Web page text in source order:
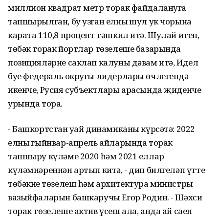
миллион квадрат метр торак файдалануга
тапшырылган, бу узган елның шул ук чорына
карата 110,8 процент тәшкил итә. Шулай итеп,
төбәк торак йортлар төзелеше базарында
позицияләрне саклап калуны дәвам итә, Идел
буе федераль округы лидерлары өчлегендә -
икенче, Русия субъектлары арасында җиденче
урында тора.
- Башкортстан уңай динамиканы күрсәтә: 2022
елның гыйнвар-апрель айларында торак
тапшыру күләме 2020 һәм 2021 еллар
күләмнәреннән артып китә, - дип билгеләп үтте
төбәкнең төзелеш һәм архитектура министры
вазыйфаларын башкаручы Егор Родин. - Шәхси
торак төзелеше актив үсеш ала, анда ай саен